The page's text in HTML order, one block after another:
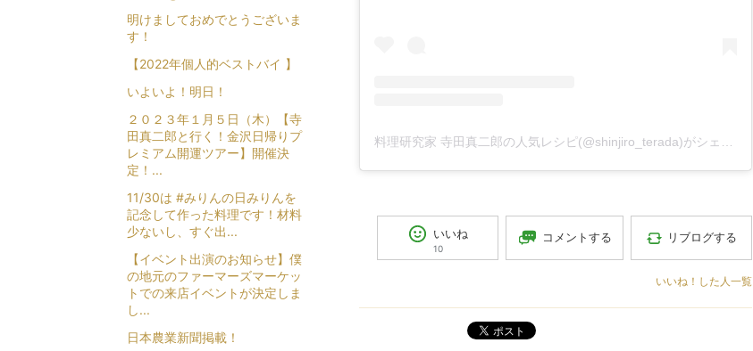
料理研究家 寺田真二郎の人気レシピ(@shinjiro_terada)がシェアした投稿
いいね
10
コメントする リブログする
いいね！した人一覧
ポスト
明けましておめでとうございま
す！
【2022年個人的ベストバイ 】
いよいよ！明日！
２０２３年１月５日（木）【寺
田真二郎と行く！金沢日帰りプ
レミアム開運ツアー】開催決
定！...
11/30は #みりんの日みりんを
記念して作った料理です！材料
少ないし、すぐ出...
【イベント出演のお知らせ】僕
の地元のファーマーズマーケッ
トでの来店イベントが決定しま
し...
日本農業新聞掲載！